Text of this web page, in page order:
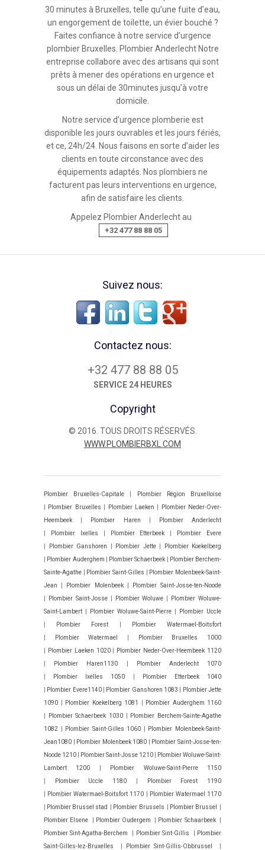
30 minutes à Bruxelles, telle qu’une fuite d’eau,
un engorgement de toilette, un évier bouché ?
Faites confiance à notre service d’urgence
plombier Bruxelles. Plombier Anderlecht Notre
entreprise collabore avec des artisans qui sont
prêts à mener des opérations en urgence et
sous un délai de 30minutes jusqu’à votre
domicile.
Notre service d’urgence plomberie est
disponible les jours ouvrables et les jours fériés,
et ce, 24h/24. Nous faisons en sorte d’aider les
clients en toute circonstance avec des
équipements adaptés. Nos plombiers ne
facturent pas leurs interventions en urgence,
afin de satisfaire les clients.
Appelez Plombier Anderlecht au
+32 477 88 88 05
Suivez nous:
Contactez nous:
+32 477 88 88 05
SERVICE 24 HEURES
Copyright
© 2016. TOUS DROITS RÉSERVÉS.
WWW.PLOMBIERBXL.COM
Plombier Bruxelles-Capitale
Plombier Région Bruxelloise
Plombier Bruxelles Plombier Laeken
Plombier Neder-Over-
Heembeek| Plombier Haren
Plombier Anderlecht
Plombier Ixelles Plombier Etterbeek|
Plombier Evere
Plombier Ganshoren Plombier Jette|
Plombier Koekelberg
Plombier Auderghem Plombier Schaerbeek|
Plombier Berchem-
Sainte-Agathe
Plombier Saint-Gilles
Plombier Molenbeek-Saint-
Jean
Plombier Molenbeek|
Plombier Saint-Josse-ten-Noode
Plombier Saint-Josse| Plombier Woluwe
Plombier Woluwe-
Saint-Lambert
Plombier Woluwe-Saint-Pierre
Plombier Uccle
Plombier Forest
Plombier Watermael-Boitsfort
Plombier Watermael
Plombier Bruxelles 1000
Plombier Laeken 1020|
Plombier Neder-Over-Heembeek 1120
Plombier Haren1130
Plombier Anderlecht 1070
Plombier Ixelles 1050
Plombier Etterbeek 1040
Plombier Evere1140| Plombier Ganshoren 1083
Plombier Jette
1090
Plombier Koekelberg 1081
Plombier Auderghem 1160
Plombier Schaerbeek 1030
Plombier Berchem-Sainte-Agathe
1082
Plombier Saint-Gilles 1060
Plombier Molenbeek-Saint-
Jean1080
Plombier Molenbeek 1080
Plombier Saint-Josse-ten-
Noode 1210
Plombier Saint-Josse 1210
Plombier Woluwe-Saint-
Lambert 1200
Plombier Woluwe-Saint-Pierre 1150
Plombier Uccle 1180
Plombier Forest 1190
Plombier Watermael-Boitsfort 1170
Plombier Watermael 1170
Plombier Brussel stad Plombier Brussels Plombier Brussel
Plombier Elsene
Plombier Oudergem Plombier Schaarbeek|
Plombier Sint-Agatha-Berchem
Plombier Sint-Gillis
Plombier
Saint-Gilles-lez-Bruxelles
Plombier Sint-Gillis-Obbrussel